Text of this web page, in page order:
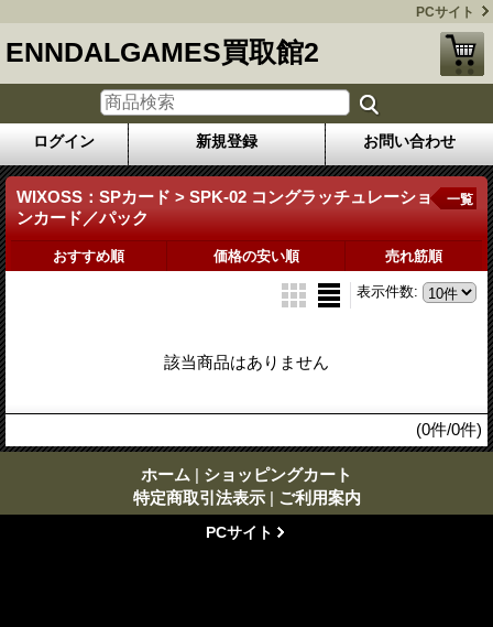
PCサイト
ENNDALGAMES買取館2
ログイン 新規登録 お問い合わせ
WIXOSS：SPカード > SPK-02 コングラッチュレーショ
ンカード／パック
一覧
おすすめ順 価格の安い順 売れ筋順
表示件数:
該当商品はありません
(0件/0件)
ホーム | ショッピングカート
特定商取引法表示 | ご利用案内
PCサイト